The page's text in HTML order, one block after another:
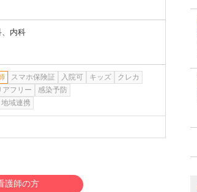
、 内科
スマホ保険証 入院可 キッズ
クレカ
アフリー
感染予防
地域連携
護師の方